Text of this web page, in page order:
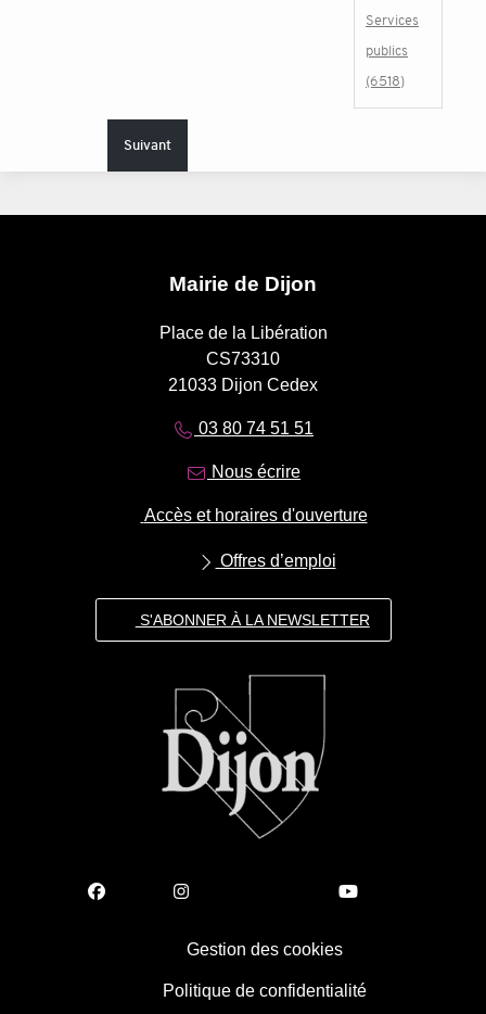
Services
publics
(6518)
Suivant
Mairie de Dijon
Place de la Libération
CS73310
21033 Dijon Cedex
03 80 74 51 51
Nous écrire
Accès et horaires d'ouverture
Offres d’emploi
S'ABONNER À LA NEWSLETTER
Gestion des cookies
Politique de confidentialité